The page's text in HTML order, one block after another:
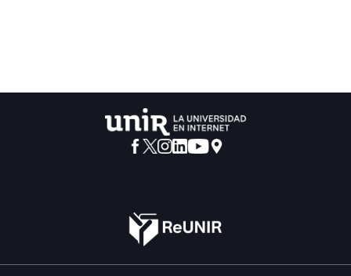
motor siguiendo las pautas de la
maestra de Inglés del centro educativo.